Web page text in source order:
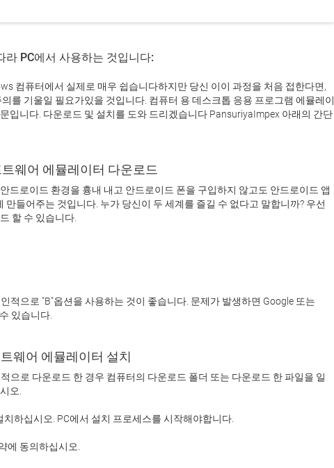
PC에서 사용하는 것입니다:
컴퓨터에서 실제로 매우 쉽습니다하지만 당신 이이 과정을 처음 접한다면,
를 기울일 필요가있을 것입니다. 컴퓨터 용 데스크톱 응용 프로그램 에뮬레이
입니다. 다운로드 및 설치를 도와 드리겠습니다 PansuriyaImpex 아래의 간단
웨어 에뮬레이터 다운로드
드로이드 환경을 흉내 내고 안드로이드 폰을 구입하지 않고도 안드로이드 앱
만들어주는 것입니다. 누가 당신이 두 세계를 즐길 수 없다고 말합니까? 우선
있습니다.
웨어 에뮬레이터 설치
으로 다운로드 한 경우 컴퓨터의 다운로드 폴더 또는 다운로드 한 파일을 일